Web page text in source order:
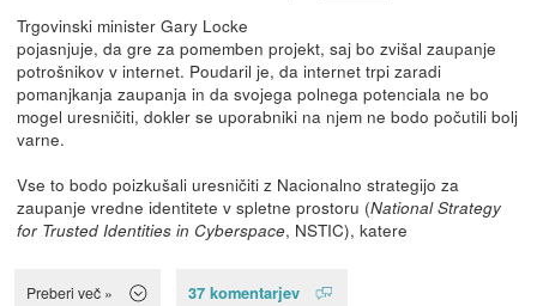
Trgovinski minister Gary Locke
pojasnjuje, da gre za pomemben projekt, saj bo zvišal zaupanje
potrošnikov v internet. Poudaril je, da internet trpi zaradi
pomanjkanja zaupanja in da svojega polnega potenciala ne bo
mogel uresničiti, dokler se uporabniki na njem ne bodo počutili bolj
varne.
Vse to bodo poizkušali uresničiti z Nacionalno strategijo za
zaupanje vredne identitete v spletne prostoru (National Strategy
for Trusted Identities in Cyberspace, NSTIC), katere
Preberi več » 37 komentarjev